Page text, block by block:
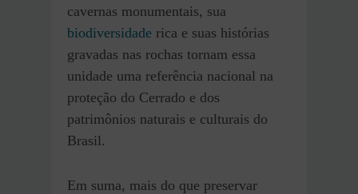
cavernas monumentais, sua
biodiversidade rica e suas histórias
gravadas nas rochas tornam essa
unidade uma referência nacional na
proteção do Cerrado e dos
patrimônios naturais e culturais do
Brasil.
Em suma, mais do que preservar